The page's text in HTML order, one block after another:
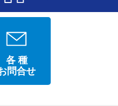
各 種
問合せ